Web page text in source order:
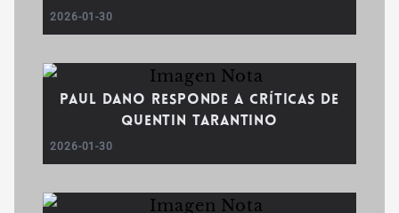
2026-01-30
Paul Dano responde a críticas de
Quentin Tarantino
2026-01-30